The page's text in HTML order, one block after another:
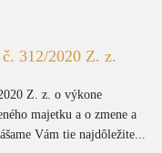
312/2020 Z. z.
Z. z. o výkone
majetku a o zmene a
Vám tie najdôležite...